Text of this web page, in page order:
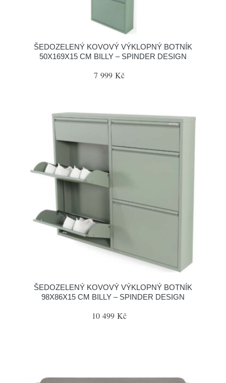
ŠEDOZELENÝ KOVOVÝ VÝKLOPNÝ BOTNÍK
50X169X15 CM BILLY – SPINDER DESIGN
7 999 Kč
ŠEDOZELENÝ KOVOVÝ VÝKLOPNÝ BOTNÍK
98X86X15 CM BILLY – SPINDER DESIGN
10 499 Kč